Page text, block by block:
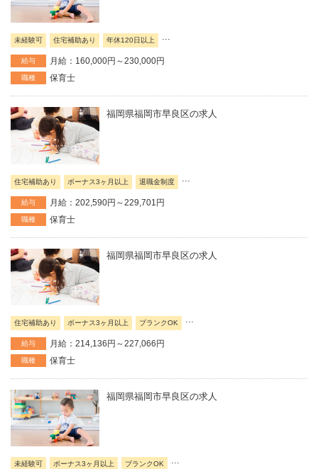
未経験可 住宅補助あり 年休120日以上 ...
給与 月給：160,000円～230,000円
職種 保育士
福岡県福岡市早良区の求人
住宅補助あり ボーナス3ヶ月以上 退職金制度
給与 月給：202,590円～229,701円
職種 保育士
福岡県福岡市早良区の求人
住宅補助あり ボーナス3ヶ月以上 ブランクOK
給与 月給：214,136円～227,066円
職種 保育士
福岡県福岡市早良区の求人
未経験可 ボーナス3ヶ月以上 ブランクOK ...